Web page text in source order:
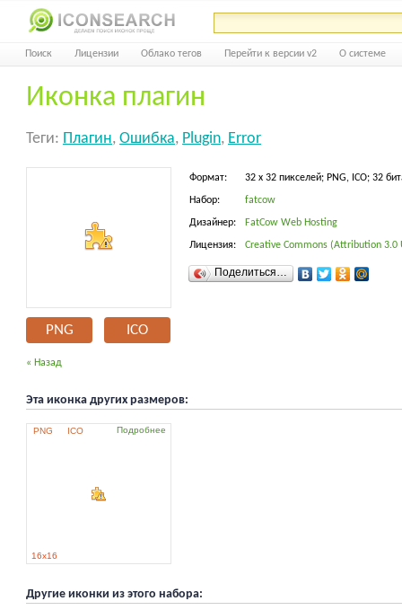
Поиск Лицензии Облако тегов Перейти к версии v2 О системе
Иконка плагин
Теги: Плагин, Ошибка, Plugin, Error
PNG ICO
Формат: 32 x 32 пикселей; PNG, ICO; 32
Набор: fatcow
Дизайнер: FatCow Web Hosting
Лицензия: Creative Commons (Attribution 3.0
Поделиться…
« Назад
Эта иконка других размеров:
PNG ICO Подробнее
16x16
Другие иконки из этого набора: